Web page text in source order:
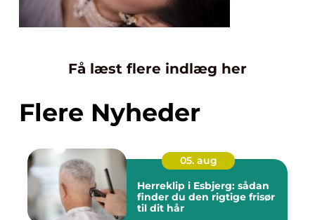
Få læst flere indlæg her
Flere Nyheder
05. aug
Herreklip i Esbjerg: sådan
finder du den rigtige frisør
til dit hår